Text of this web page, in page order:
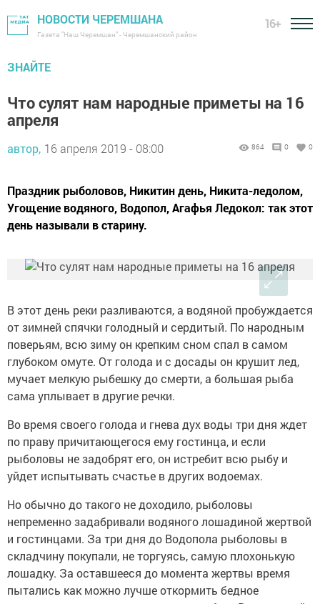
НОВОСТИ ЧЕРЕМШАНА
Газета "Наш Черемшан" - Черемшанский район
16+
ЗНАЙТЕ
Что сулят нам народные приметы на 16
апреля
автор, 16 апреля 2019 - 08:00 864 0 0
Праздник рыболовов, Никитин день, Никита-ледолом,
Угощение водяного, Водопол, Агафья Ледокол: так этот
день называли в старину.
В этот день реки разливаются, а водяной пробуждается
от зимней спячки голодный и сердитый. По народным
поверьям, всю зиму он крепким сном спал в самом
глубоком омуте. От голода и с досады он крушит лед,
мучает мелкую рыбешку до смерти, а большая рыба
сама уплывает в другие речки.
Во время своего голода и гнева дух воды три дня ждет
по праву причитающегося ему гостинца, и если
рыболовы не задобрят его, он истребит всю рыбу и
уйдет испытывать счастье в других водоемах.
Но обычно до такого не доходило, рыболовы
непременно задабривали водяного лошадиной жертвой
и гостинцами. За три дня до Водопола рыболовы в
складчину покупали, не торгуясь, самую плохонькую
лошадку. За оставшееся до момента жертвы время
пытались как можно лучше откормить бедное